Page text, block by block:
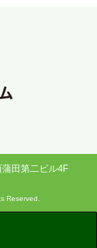
田第二ビル4F
Reserved.